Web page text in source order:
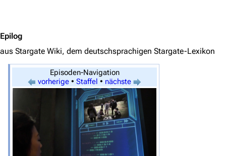
3638 2133
Navigation
Hauptseite
Von A bis Z
Epilog
aus Stargate Wiki, dem deutschsprachigen Stargate-Lexikon
Episoden-Navigation
vorherige • Staffel • nächste